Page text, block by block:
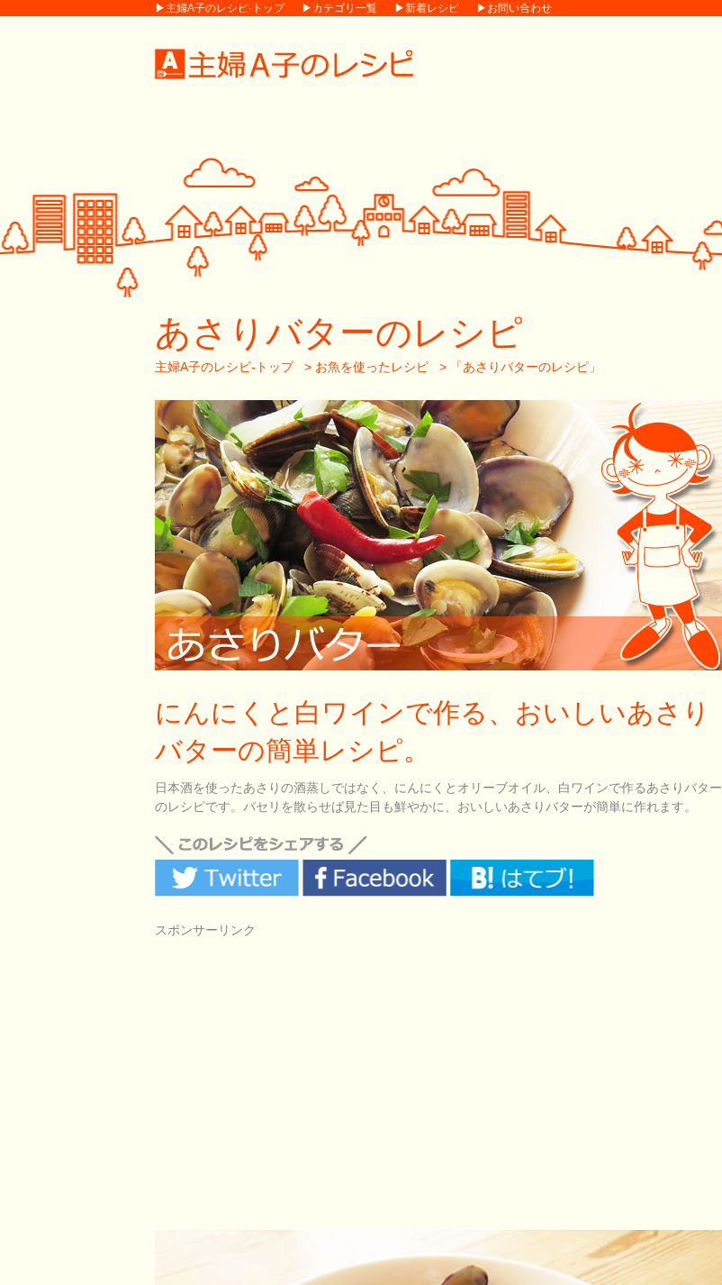
▶主婦A子のレシピ-トップ ▶カテゴリ一覧 ▶新着レシピ ▶お問い合わせ
あさりバターのレシピ
主婦A子のレシピ-トップ > お魚を使ったレシピ > 「あさりバターのレシピ」
にんにくと白ワインで作る、おいしいあさり
バターの簡単レシピ。
日本酒を使ったあさりの酒蒸しではなく、にんにくとオリーブオイル、白ワインで作るあさりバター
のレシピです。パセリを散らせば見た目も鮮やかに、おいしいあさりバターが簡単に作れます。
スポンサーリンク